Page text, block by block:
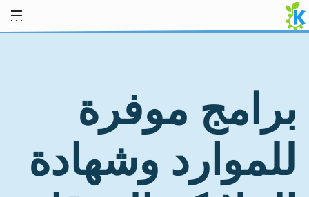
تخط المحتوى
برامج موفرة
للموارد وشهادة